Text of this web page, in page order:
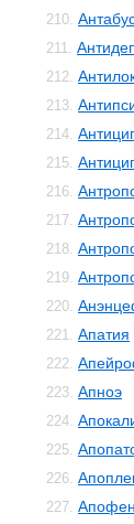
210.
211.
212.
213.
214.
215.
216.
217.
218.
219.
220.
221. Апатия
222.
223. Апноэ
224.
225.
226.
227.